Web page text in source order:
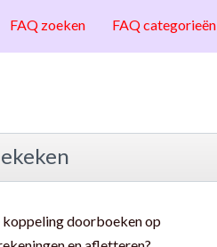
FAQ zoeken FAQ categorieën
koppeling doorboeken op